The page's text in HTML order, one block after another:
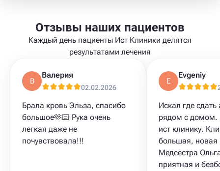
Отзывы наших пациентов
Каждый день пациенты Ист Клиники делятся
результатами лечения
В
Валерия
02.02.2026
Брала кровь Эльза, спасибо
большое🫶🏻 Рука очень
легкая даже не
почувствовала!!!
E
Evgeniy
Искал где
рядом с домом.
ист клинику.
большая, новая
Медсестра
приятная и